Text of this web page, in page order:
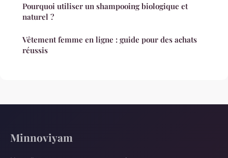
Pourquoi utiliser un shampooing biologique et
naturel ?
Vêtement femme en ligne : guide pour des achats
réussis
Minnoviyam